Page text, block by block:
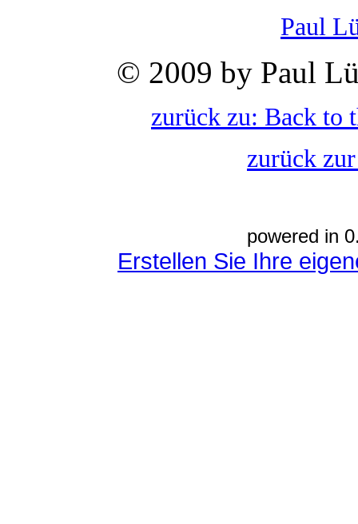
Paul
© 2009 by Paul
zurück zu: Back to
zurück
powered in
Erstellen Sie Ihre